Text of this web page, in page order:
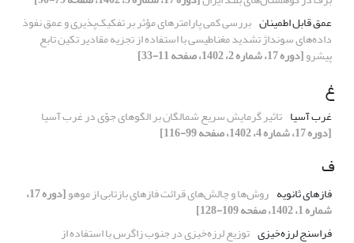
عمق قابل اطمینان بررسی کمی پارامترهای مؤثر بر تفکیک‌پذیری و عمق نفوذ
داده‌های سونداژ تشدید مغناطیسی با استفاده از تجزیه مقادیر تکین تابع
پیشرو[دوره 17، شماره 2، 1402، صفحه 11-33]
غ
غرب آسیا تاثیر گرمایش سریع شمالگان بر الگوهای جوّی در غرب آسیا
[دوره 17، شماره 4، 1402، صفحه 99-116]
ف
فازهای ثانویه روش‌ها و چالش‌های قرائت فازهای بازتابی از موهو [دوره 17،
شماره 1، 1402، صفحه 109-128]
فراسنج لرزه‌خیزی توزیع لرزه‌خیزی در جنوب زاگرس با استفاده از